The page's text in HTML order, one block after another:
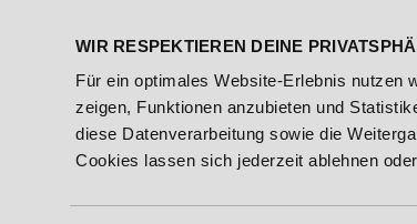
WIR RESPEKTIEREN DEINE
Für ein optimales Website-Erlebnis nutzen
zeigen, Funktionen anzubieten und
diese Datenverarbeitung sowie die
Cookies lassen sich jederzeit ablehnen
Manager" vom 28. Juli - 06. August 2026!